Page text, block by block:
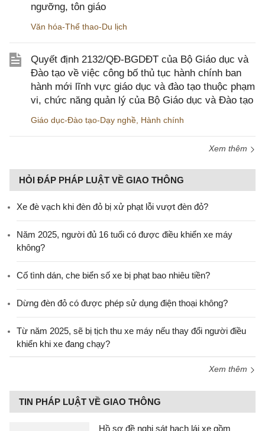
ngưỡng, tôn giáo
Văn hóa-Thể thao-Du lịch
Quyết định 2132/QĐ-BGDĐT của Bộ Giáo dục và
Đào tạo về việc công bố thủ tục hành chính ban
hành mới lĩnh vực giáo dục và đào tạo thuộc phạm
vi, chức năng quản lý của Bộ Giáo dục và Đào tạo
Giáo dục-Đào tạo-Dạy nghề, Hành chính
Xem thêm
HỎI ĐÁP PHÁP LUẬT VỀ GIAO THÔNG
Xe đè vạch khi đèn đỏ bị xử phạt lỗi vượt đèn đỏ?
Năm 2025, người đủ 16 tuổi có được điều khiển xe máy
không?
Cố tình dán, che biển số xe bị phạt bao nhiêu tiền?
Dừng đèn đỏ có được phép sử dụng điện thoại không?
Từ năm 2025, sẽ bị tịch thu xe máy nếu thay đổi người điều
khiển khi xe đang chạy?
Xem thêm
TIN PHÁP LUẬT VỀ GIAO THÔNG
Hồ sơ đề nghị sát hạch lái xe gồm